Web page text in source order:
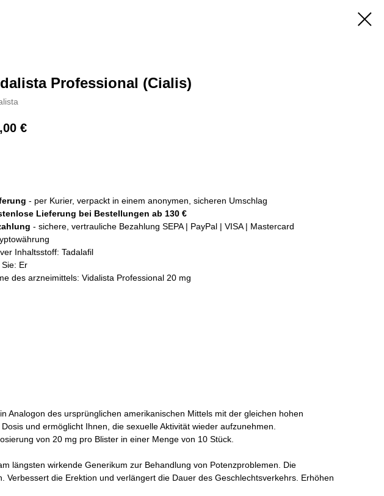
Professional (Cialis)
€
- per Kurier, verpackt in einem anonymen, sicheren Umschlag
Lieferung bei Bestellungen ab 130 €
- sichere, vertrauliche Bezahlung SEPA | PayPal | VISA | Mastercard
Inhaltsstoff: Tadalafil
Sie: Er
des arzneimittels: Vidalista Professional 20 mg
Analogon des ursprünglichen amerikanischen Mittels mit der gleichen hohen
und ermöglicht Ihnen, die sexuelle Aktivität wieder aufzunehmen.
von 20 mg pro Blister in einer Menge von 10 Stück.
längsten wirkende Generikum zur Behandlung von Potenzproblemen. Die
die Erektion und verlängert die Dauer des Geschlechtsverkehrs. Erhöhen